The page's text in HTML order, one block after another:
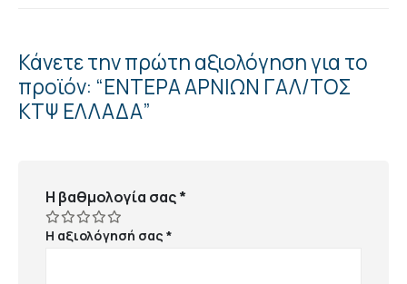
Κάνετε την πρώτη αξιολόγηση για το
προϊόν: “ΕΝΤΕΡΑ ΑΡΝΙΩΝ ΓΑΛ/ΤΟΣ
ΚΤΨ ΕΛΛΑΔΑ”
Η βαθμολογία σας*
Η αξιολόγησή σας*